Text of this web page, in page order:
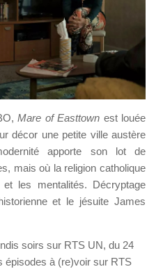
Mare of Easttown est louée
décor une petite ville austère
apporte son lot de
mais où la religion catholique
les mentalités. Décryptage
et le jésuite James
soirs sur RTS UN, du 24
épisodes à (re)voir sur RTS